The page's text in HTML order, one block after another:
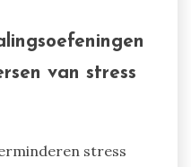
van stress
stress